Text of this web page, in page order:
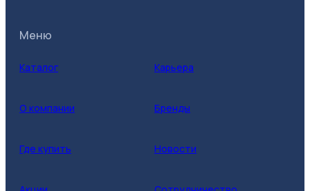
Меню
Каталог Карьера
О компании Бренды
Где купить Новости